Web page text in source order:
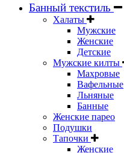
Банный текстиль
Халаты
Мужские
Женские
Детские
Мужские килты
Махровые
Вафельные
Льняные
Банные
Женские парео
Подушки
Тапочки
Женские